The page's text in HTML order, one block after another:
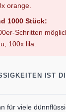
orange.
1000 Stück:
Schritten
100x lila.
IST
für viele